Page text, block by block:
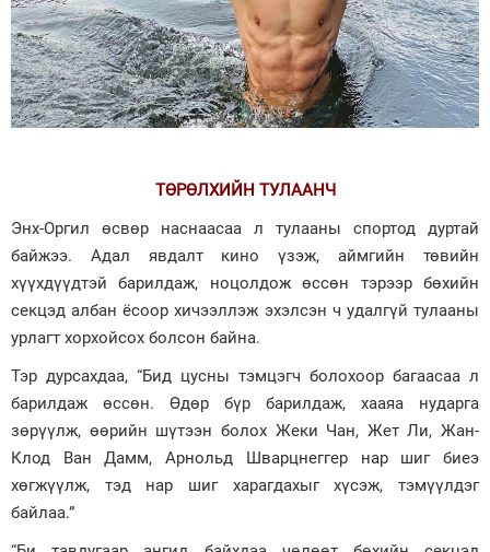
ТӨРӨЛХИЙН ТУЛААНЧ
Энх-Оргил өсвөр наснаасаа л тулааны спортод дуртай
байжээ. Адал явдалт кино үзэж, аймгийн төвийн
хүүхдүүдтэй барилдаж, ноцолдож өссөн тэрээр бөхийн
секцэд албан ёсоор хичээллэж эхэлсэн ч удалгүй тулааны
урлагт хорхойсох болсон байна.
Тэр дурсахдаа, “Бид цусны тэмцэгч болохоор багаасаа л
барилдаж өссөн. Өдөр бүр барилдаж, хааяа нударга
зөрүүлж, өөрийн шүтээн болох Жеки Чан, Жет Ли, Жан-
Клод Ван Дамм, Арнольд Шварцнеггер нар шиг биеэ
хөгжүүлж, тэд нар шиг харагдахыг хүсэж, тэмүүлдэг
байлаа.”